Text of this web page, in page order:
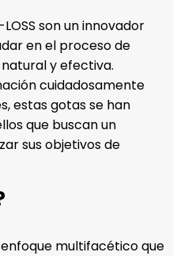
son un innovador
en el proceso de
y efectiva.
cuidadosamente
estas gotas se han
que buscan un
sus objetivos de
multifacético que